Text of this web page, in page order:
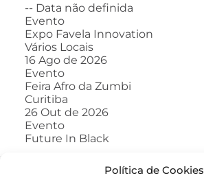
Política de Cookies
-- Data não definida
Evento
Expo Favela Innovation
Vários Locais
16 Ago de 2026
Evento
Feira Afro da Zumbi
Curitiba
26 Out de 2026
Evento
Future In Black